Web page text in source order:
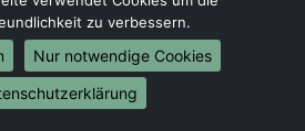
Dortmund
Essen
Bremen
Dresden
zu verbessern.
Nur notwendige Cookies